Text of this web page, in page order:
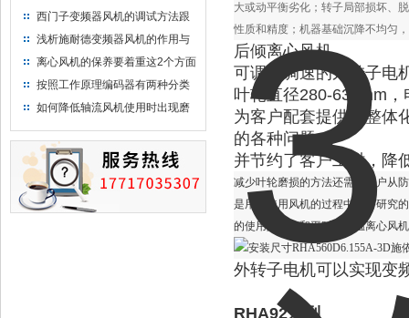
西门子变频器风机的调试方法跟
步骤
浅析施耐德变频器风机的作用与
意义所在
离心风机的保养要着重这2个方面
按照工作原理编码器有两种分类
如何降低轴流风机使用时出现磨
大或动平衡劣化；转子局部损坏、
性质和精度；机器基础沉降不均匀
后倾离心风机
可调压调速的外转子电
叶轮直径280-630mm
为客户配套提供的整体
的各种问题，
并节约了客户工时，降
减少叶轮磨损的方法还需要用户从
是用户使用风机的过程中需要研究
的使用效果，和平时对高温离心风
外转子电机可以实现变
RHA92系列